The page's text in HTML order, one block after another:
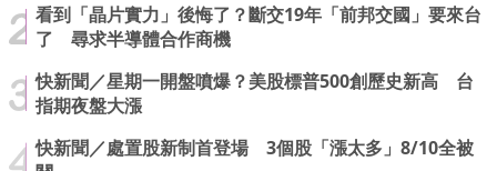
看到「晶片實力」後悔了？斷交19年「前邦交國」要來台
了 尋求半導體合作商機
快新聞／星期一開盤噴爆？美股標普500創歷史新高 台
指期夜盤大漲
快新聞／處置股新制首登場 3個股「漲太多」8/10全被